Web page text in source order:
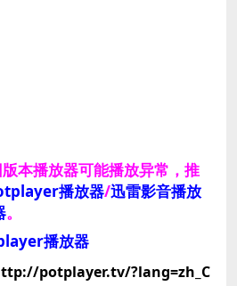
本播放器可能播放异常，推
播放器/迅雷影音播放
。
播放器
potplayer.tv/?lang=zh_C